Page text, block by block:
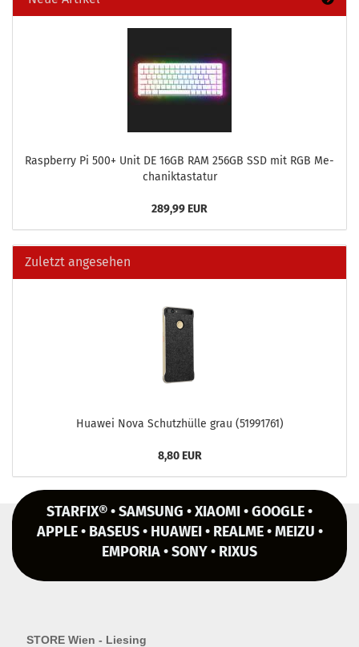
Raspber­ry Pi 500+ Unit DE 16GB RAM 256GB SSD mit RGB Me­
cha­nik­tas­ta­tur
289,99 EUR
Zuletzt angesehen
Hua­wei Nova Schutz­hül­le grau (51991761)
8,80 EUR
STARFIX® • SAMSUNG • XIAOMI • GOOGLE •
APPLE • BASEUS • HUAWEI • REALME • MEIZU •
EMPORIA • SONY • RIXUS
STORE Wien - Liesing